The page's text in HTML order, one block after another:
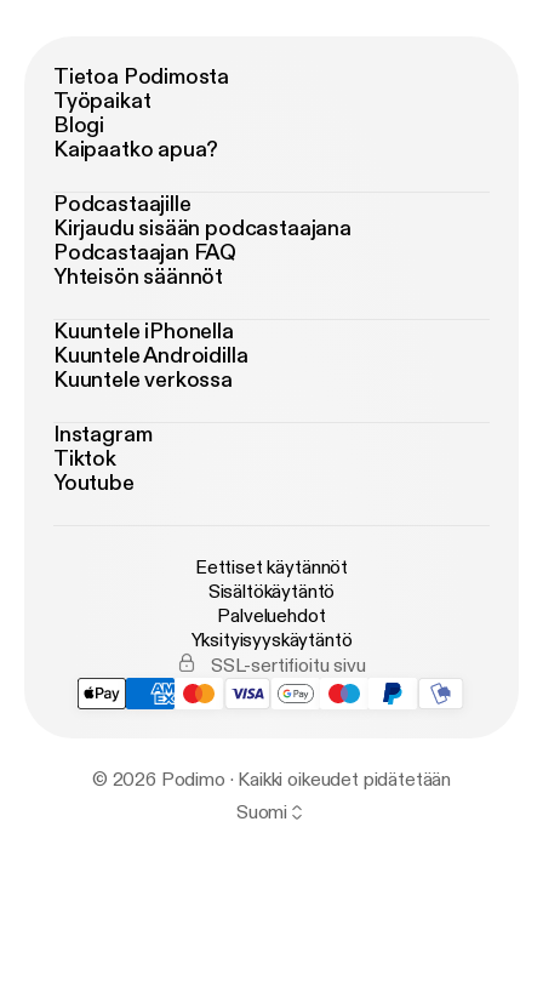
Tietoa Podimosta
Työpaikat
Blogi
Kaipaatko apua?
Podcastaajille
Kirjaudu sisään podcastaajana
Podcastaajan FAQ
Yhteisön säännöt
Kuuntele iPhonella
Kuuntele Androidilla
Kuuntele verkossa
Instagram
Tiktok
Youtube
Eettiset käytännöt
Sisältökäytäntö
Palveluehdot
Yksityisyyskäytäntö
SSL-sertifioitu sivu
© 2026 Podimo · Kaikki oikeudet pidätetään
Suomi